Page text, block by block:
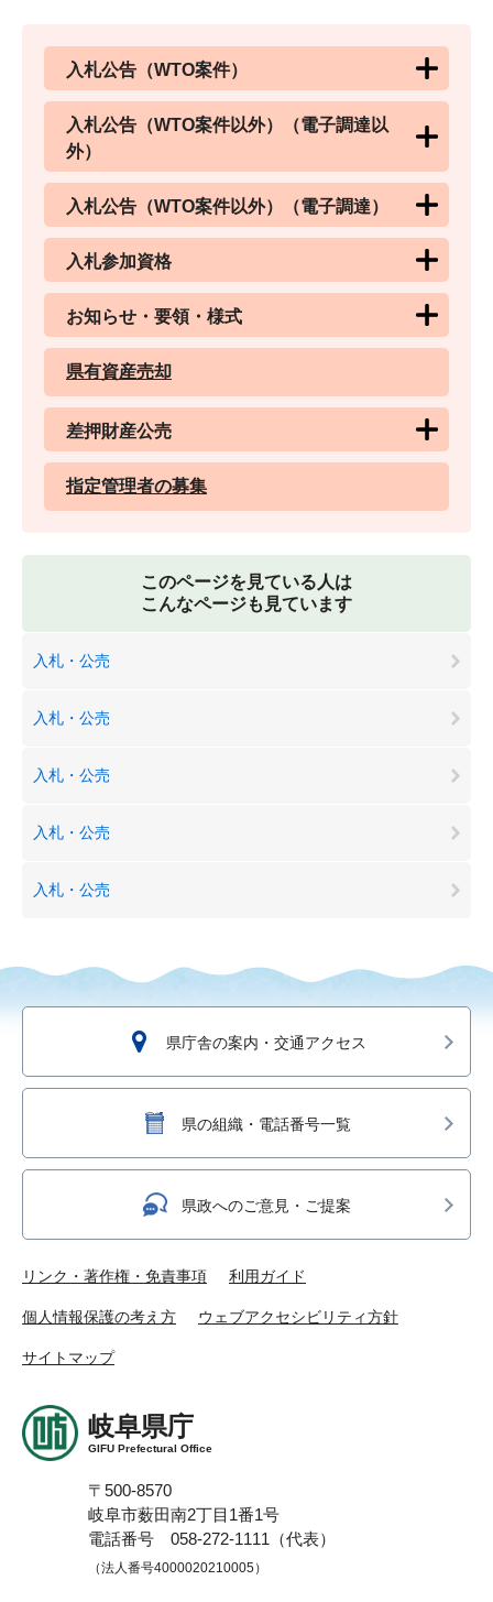
入札公告（WTO案件）
入札公告（WTO案件以外）（電子調達以
外）
入札公告（WTO案件以外）（電子調達）
入札参加資格
お知らせ・要領・様式
県有資産売却
差押財産公売
指定管理者の募集
このページを見ている人は
こんなページも見ています
入札・公売
入札・公売
入札・公売
入札・公売
入札・公売
県庁舎の案内・交通アクセス
県の組織・電話番号一覧
県政へのご意見・ご提案
リンク・著作権・免責事項 利用ガイド
個人情報保護の考え方 ウェブアクセシビリティ方針
サイトマップ
岐阜県庁
GIFU Prefectural Office
〒500-8570
岐阜市薮田南2丁目1番1号
電話番号 058-272-1111（代表）
（法人番号4000020210005）